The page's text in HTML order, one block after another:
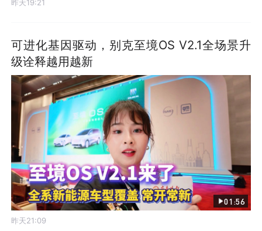
昨天19:21
可进化基因驱动，别克至境OS V2.1全场景升
级诠释越用越新
01:56
昨天21:09